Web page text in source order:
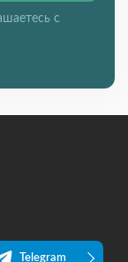
с
Telegram